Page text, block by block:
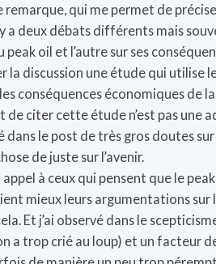
remarque, qui me permet de
y a deux débats différents mais
peak oil et l’autre sur ses
la discussion une étude qui utilise
conséquences économiques de
de citer cette étude n’est pas une
dans le post de très gros doutes
de juste sur l’avenir.
appel à ceux qui pensent que le
mieux leurs argumentations sur
Et j’ai observé dans le
a trop crié au loup) et un facteur